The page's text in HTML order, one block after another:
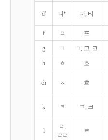
d' 디* 디, 티
f ㅍ 프
g ㄱ ㄱ, 그, 크
h ㅎ 흐
ch ㅎ 흐
k ㅋ ㄱ, 크
l
ㄹ,
ㄹㄹ
ㄹ